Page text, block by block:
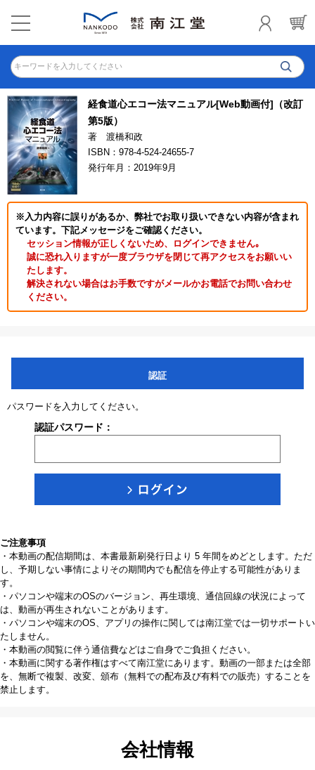
キーワードを入力してください
経食道心エコー法マニュアル[Web動画付]（改訂
第5版）
著 渡橋和政
ISBN：978-4-524-24655-7
発行年月：2019年9月
※入力内容に誤りがあるか、弊社でお取り扱いできない内容が含まれ
ています。下記メッセージをご確認ください。
セッション情報が正しくないため、ログインできません｡
誠に恐れ入りますが一度ブラウザを閉じて再アクセスをお願いい
たします。
解決されない場合はお手数ですがメールかお電話でお問い合わせ
ください。
認証
パスワードを入力してください。
認証パスワード：
ご注意事項
・本動画の配信期間は、本書最新刷発行日より 5 年間をめどとします。ただ
し、予期しない事情によりその期間内でも配信を停止する可能性がありま
す。
・パソコンや端末のOSのバージョン、再生環境、通信回線の状況によって
は、動画が再生されないことがあります。
・パソコンや端末のOS、アプリの操作に関しては南江堂では一切サポートい
たしません。
・本動画の閲覧に伴う通信費などはご自身でご負担ください。
・本動画に関する著作権はすべて南江堂にあります。動画の一部または全部
を、無断で複製、改変、頒布（無料での配布及び有料での販売）することを
禁止します。
会社情報